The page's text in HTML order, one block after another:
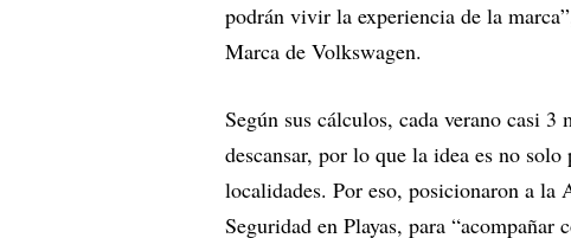
podrán vivir la experiencia de la
Marca de Volkswagen.
Según sus cálculos, cada verano casi
descansar, por lo que la idea es no solo
localidades. Por eso, posicionaron a
Seguridad en Playas, para